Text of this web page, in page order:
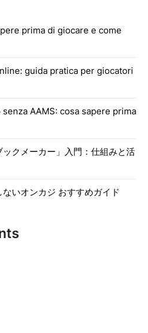
prima di giocare e come
guida pratica per giocatori
AAMS: cosa sapere prima
クメーカー」入門：仕組みと活
いオンカジ おすすめガイド